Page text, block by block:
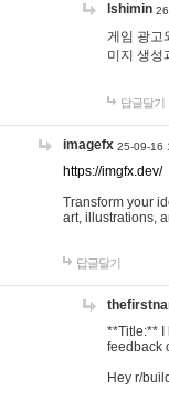
lshimin
게임 광고
미지 생성
답글달기
imagefx 25-09-16
https://imgfx.dev/
Transform your
art, illustrations,
답글달기
**Title:** I
feedback
Hey r/